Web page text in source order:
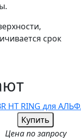
срок
Купить
Цена по запросу